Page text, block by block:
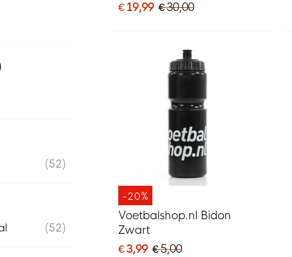
€ 19,99 € 30,00
-20%
Voetbalshop.nl Bidon
Zwart
€ 3,99 € 5,00
52
52